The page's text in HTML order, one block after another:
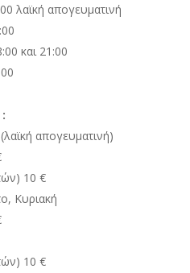
απογευματινή
21:00
απογευματινή)
10 €
Κυριακή
10 €